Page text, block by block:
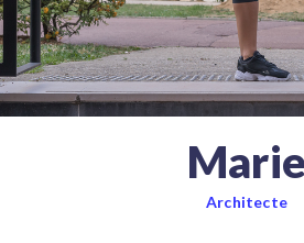
Marie
Architecte